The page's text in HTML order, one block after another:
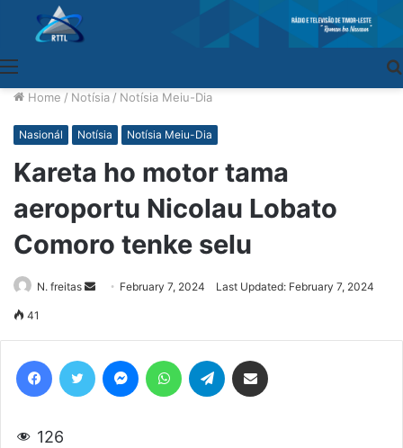
Home / Notísia / Notísia Meiu-Dia
Nasionál Notísia Notísia Meiu-Dia
Kareta ho motor tama
aeroportu Nicolau Lobato
Comoro tenke selu
N. freitas
SendFebruary 7, 2024 Last Updated: February 7, 2024
41
126